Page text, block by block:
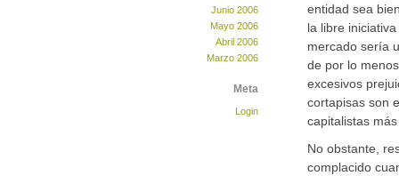
entidad sea
la libre
mercado sería
de por lo
excesivos
cortapisas son
capitalistas
No obstante,
complacido
Junio 2006
Mayo 2006
Abril 2006
Marzo 2006
Meta
Login